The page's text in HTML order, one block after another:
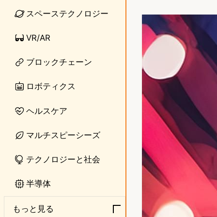
スペーステクノロジー
VR/AR
ブロックチェーン
ロボティクス
ヘルスケア
マルチスピーシーズ
テクノロジーと社会
半導体
もっと見る
n
o